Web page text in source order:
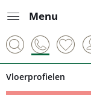
Menu
Vloerprofielen